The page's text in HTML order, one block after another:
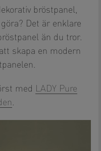
bröstpanel,
Det är enklare
än du tror.
skapa en modern
med
LADY Pure